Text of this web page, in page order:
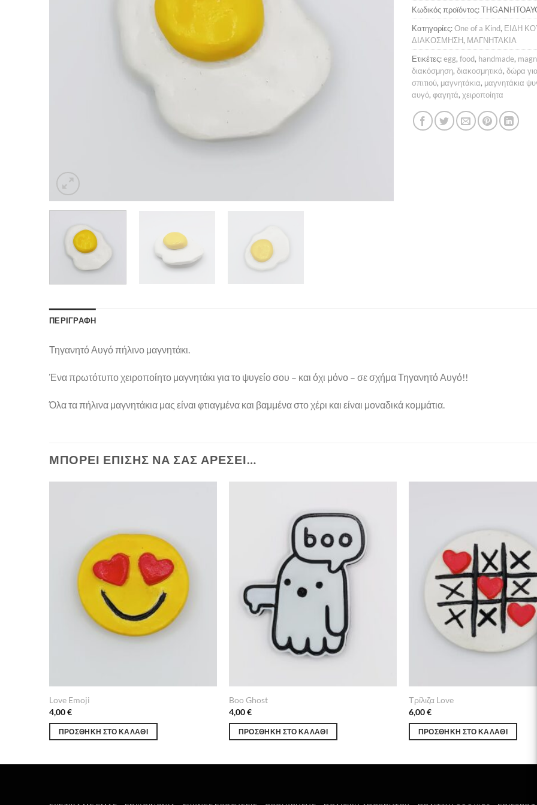
Κωδικός προϊόντος:
Κατηγορίες:One of a Kind, ΕΙΔΗ
ΔΙΑΚΟΣΜΗΣΗ, ΜΑΓΝΗΤΑΚΙΑ
Ετικέτες:egg, food, handmade,
διακόσμηση, διακοσμητικά, δώρα για
σπιτιού, μαγνητάκια, μαγνητάκια
αυγό, φαγητά, χειροποίητα
ΠΕΡΙΓΡΑΦΉ
Τηγανητό Αυγό πήλινο μαγνητάκι.
Ένα πρωτότυπο χειροποίητο μαγνητάκι για το ψυγείο σου – και όχι μόνο – σε σχήμα Τηγανητό Αυγό!!
Όλα τα πήλινα μαγνητάκια μας είναι φτιαγμένα και βαμμένα στο χέρι και είναι μοναδικά κομμάτια.
ΜΠΟΡΕΊ ΕΠΊΣΗΣ ΝΑ ΣΑΣ ΑΡΈΣΕΙ…
Love Emoji
4,00€
ΠΡΟΣΘΉΚΗ ΣΤΟ ΚΑΛΆΘΙ
Πρόσθήκη
στην λίστα
επιθυμιών
Boo Ghost
4,00€
ΠΡΟΣΘΉΚΗ ΣΤΟ ΚΑΛΆΘΙ
Τρίλιζα Love
6,00€
ΠΡΟΣΘΉΚΗ ΣΤΟ ΚΑΛΆΘΙ